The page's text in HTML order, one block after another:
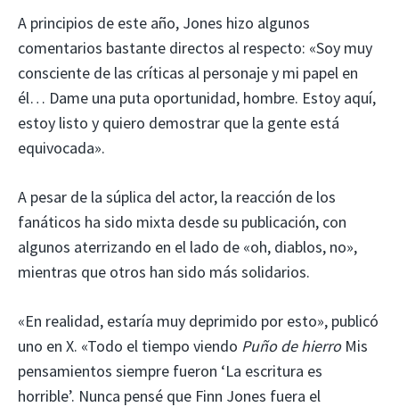
A principios de este año, Jones hizo algunos
comentarios bastante directos al respecto: «Soy muy
consciente de las críticas al personaje y mi papel en
él… Dame una puta oportunidad, hombre. Estoy aquí,
estoy listo y quiero demostrar que la gente está
equivocada».
A pesar de la súplica del actor, la reacción de los
fanáticos ha sido mixta desde su publicación, con
algunos aterrizando en el lado de «oh, diablos, no»,
mientras que otros han sido más solidarios.
«En realidad, estaría muy deprimido por esto», publicó
uno en X. «Todo el tiempo viendo Puño de hierroMis
pensamientos siempre fueron ‘La escritura es
horrible’. Nunca pensé que Finn Jones fuera el